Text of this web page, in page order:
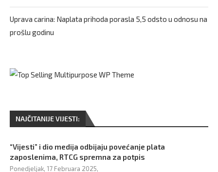
Uprava carina: Naplata prihoda porasla 5,5 odsto u odnosu na
prošlu godinu
NAJČITANIJE VIJESTI:
“Vijesti” i dio medija odbijaju povećanje plata
zaposlenima, RTCG spremna za potpis
Ponedjeljak, 17 Februara 2025,